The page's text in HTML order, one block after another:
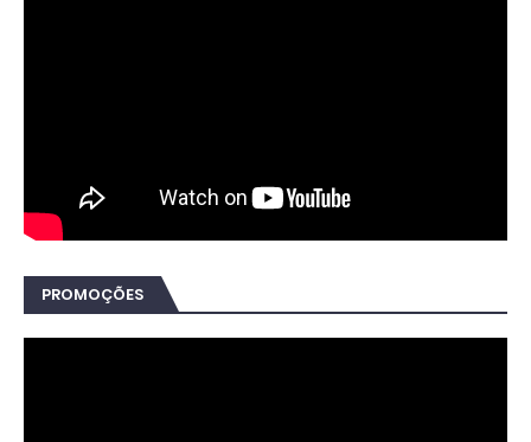
PROMOÇÕES